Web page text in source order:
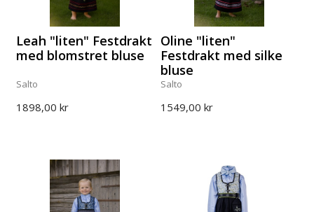
Leah "liten" Festdrakt
med blomstret bluse
Salto
1898,00 kr
Oline "liten"
Festdrakt med silke
bluse
Salto
1549,00 kr